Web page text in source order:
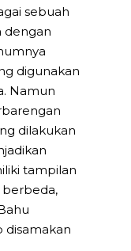
sebuah
dengan
digunakan
Namun
dilakukan
tampilan
berbeda,
disamakan